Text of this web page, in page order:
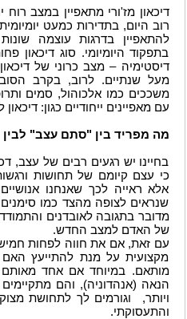
דיכאון מז'ורי מתאפיין במצב רוח
רוב היום, בתדירות כמעט
להתאפיין בדרגות עוצמה
בתפקוד היומיומי. סוג דיכאון
דיסטימיה – מצב כרוני של
מעל שנתיים. לרוב, בקרב
משככים כמו אלכוהול, סמים
עם מאפיינים ייחודיים כגון:
מה מפריד בין "סתם עצב" לבין
בחיינו יש רגעים רבים של עצב,
כי עצם קיומם של תחושות
אלא ראייה לכך שאנחנו
שנראים לצופה מהצד כמו סימנים
מדובר בתגובה לאובדנים
של האדם למצב החדש.
עם זאת, אם את חווה לפחות
מקצועית על מנת להתייעץ
מותאם. במיוחד אם אחד מאותם
הנאה (אנהדוניה), והם
ויותר, וגורמים לך לתחושת
והתעסוקתי.